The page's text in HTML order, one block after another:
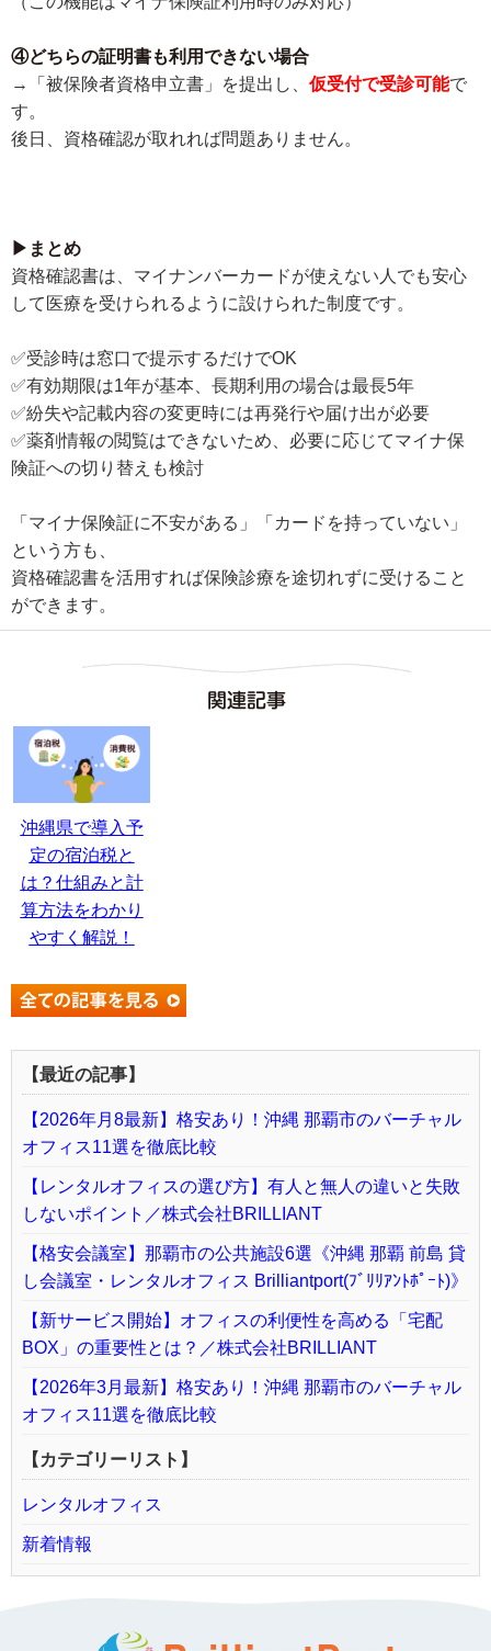
④どちらの証明書も利用できない場合
→「被保険者資格申立書」を提出し、 仮受付で受診可能で
す。
後日、資格確認が取れれば問題ありません。
▶まとめ
資格確認書は、マイナンバーカードが使えない人でも安心
して医療を受けられるように設けられた制度です。
✅受診時は窓口で提示するだけでOK
✅有効期限は1年が基本、長期利用の場合は最長5年
✅紛失や記載内容の変更時には再発行や届け出が必要
✅薬剤情報の閲覧はできないため、必要に応じてマイナ保
険証への切り替えも検討
「マイナ保険証に不安がある」「カードを持っていない」
という方も、
資格確認書を活用すれば保険診療を途切れずに受けること
ができます。
関連記事
沖縄県で導入予
定の宿泊税と
は？仕組みと計
算方法をわかり
やすく解説！
【最近の記事】
【2026年月8最新】格安あり！沖縄 那覇市のバーチャル
オフィス11選を徹底比較
【レンタルオフィスの選び方】有人と無人の違いと失敗
しないポイント／株式会社BRILLIANT
【格安会議室】那覇市の公共施設6選《沖縄 那覇 前島 貸
し会議室・レンタルオフィス Brilliantport(ﾌﾞﾘﾘｱﾝﾄﾎﾟｰﾄ)》
【新サービス開始】オフィスの利便性を高める「宅配
BOX」の重要性とは？／株式会社BRILLIANT
【2026年3月最新】格安あり！沖縄 那覇市のバーチャル
オフィス11選を徹底比較
【カテゴリーリスト】
レンタルオフィス
新着情報